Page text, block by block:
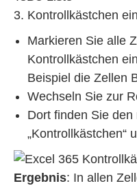
Kontrollkästchen
Markieren Sie alle
Kontrollkästchen
Beispiel die Zellen
Wechseln Sie zur
Dort finden Sie den
„Kontrollkästchen“
Ergebnis: In allen